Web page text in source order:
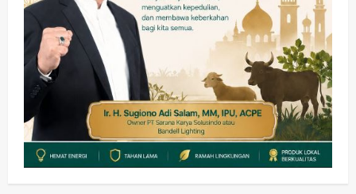
5
Keagamaan Pemerintahan
Hadir di Pengajian Qurrota A’yun,
Wabup Sidoarjo Minta Doa Jamaah
Agar Tetap Amanah Memimpin
wartanusa 4 Agustus 2026
Kesehatan Pembangunan
Pemerintahan
PANAS! Kalah Tender Proyek RSUD
Sibar Rp 9,9 M, Beranikah CV Tiga
Anugerah Utama Pertaruhkan